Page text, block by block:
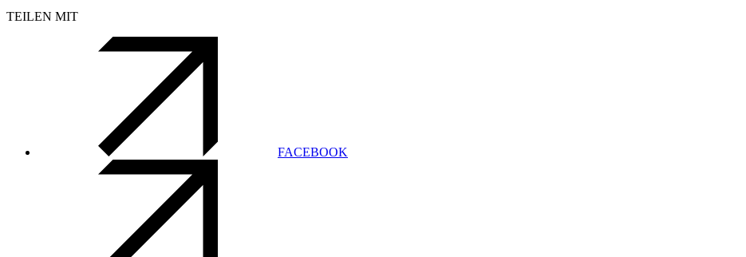
TEILEN MIT
FACEBOOK